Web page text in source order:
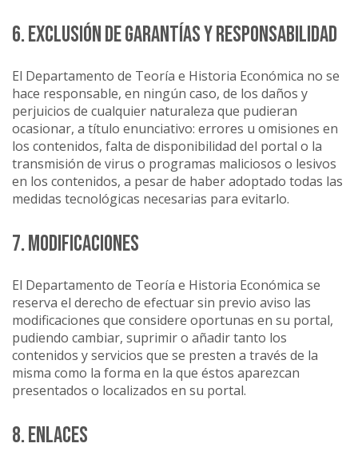
6. EXCLUSIÓN DE GARANTÍAS Y RESPONSABILIDAD
El Departamento de Teoría e Historia Económica no se
hace responsable, en ningún caso, de los daños y
perjuicios de cualquier naturaleza que pudieran
ocasionar, a título enunciativo: errores u omisiones en
los contenidos, falta de disponibilidad del portal o la
transmisión de virus o programas maliciosos o lesivos
en los contenidos, a pesar de haber adoptado todas las
medidas tecnológicas necesarias para evitarlo.
7. MODIFICACIONES
El Departamento de Teoría e Historia Económica se
reserva el derecho de efectuar sin previo aviso las
modificaciones que considere oportunas en su portal,
pudiendo cambiar, suprimir o añadir tanto los
contenidos y servicios que se presten a través de la
misma como la forma en la que éstos aparezcan
presentados o localizados en su portal.
8. ENLACES